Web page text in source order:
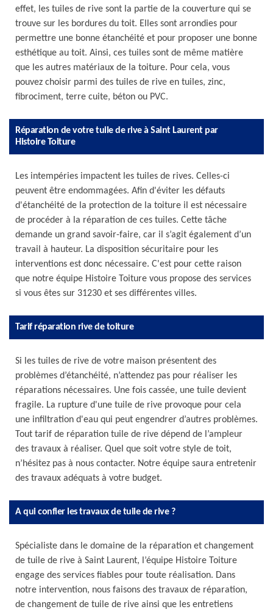
effet, les tuiles de rive sont la partie de la couverture qui se
trouve sur les bordures du toit. Elles sont arrondies pour
permettre une bonne étanchéité et pour proposer une bonne
esthétique au toit. Ainsi, ces tuiles sont de même matière
que les autres matériaux de la toiture. Pour cela, vous
pouvez choisir parmi des tuiles de rive en tuiles, zinc,
fibrociment, terre cuite, béton ou PVC.
Réparation de votre tuile de rive à Saint Laurent par
Histoire Toiture
Les intempéries impactent les tuiles de rives. Celles-ci
peuvent être endommagées. Afin d'éviter les défauts
d'étanchéité de la protection de la toiture il est nécessaire
de procéder à la réparation de ces tuiles. Cette tâche
demande un grand savoir-faire, car il s’agit également d’un
travail à hauteur. La disposition sécuritaire pour les
interventions est donc nécessaire. C'est pour cette raison
que notre équipe Histoire Toiture vous propose des services
si vous êtes sur 31230 et ses différentes villes.
Tarif réparation rive de toiture
Si les tuiles de rive de votre maison présentent des
problèmes d’étanchéité, n’attendez pas pour réaliser les
réparations nécessaires. Une fois cassée, une tuile devient
fragile. La rupture d'une tuile de rive provoque pour cela
une infiltration d'eau qui peut engendrer d’autres problèmes.
Tout tarif de réparation tuile de rive dépend de l’ampleur
des travaux à réaliser. Quel que soit votre style de toit,
n’hésitez pas à nous contacter. Notre équipe saura entretenir
des travaux adéquats à votre budget.
A qui confier les travaux de tuile de rive ?
Spécialiste dans le domaine de la réparation et changement
de tuile de rive à Saint Laurent, l’équipe Histoire Toiture
engage des services fiables pour toute réalisation. Dans
notre intervention, nous faisons des travaux de réparation,
de changement de tuile de rive ainsi que les entretiens